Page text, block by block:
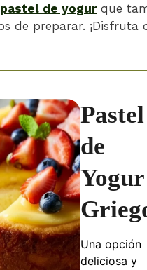
pastel de yogurque
de preparar. ¡Disfruta
Pastel
de
Yogur
Una opción
deliciosa y